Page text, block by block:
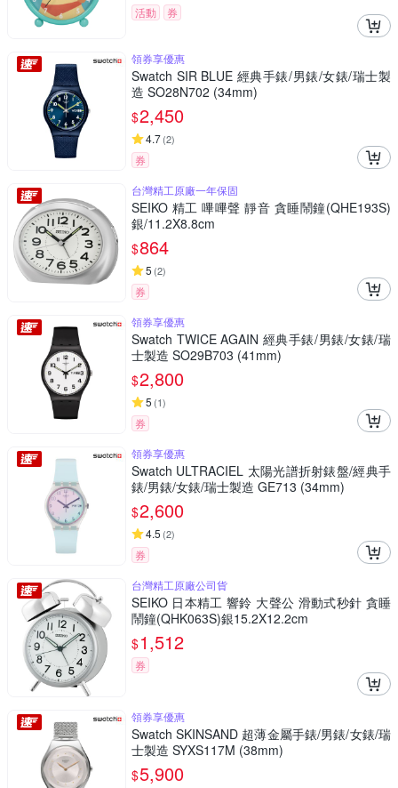
活動 券
領券享優惠
Swatch SIR BLUE 經典手錶/男錶/女錶/瑞士製
造 SO28N702 (34mm)
$2,450
4.7(2)
券
台灣精工原廠一年保固
SEIKO 精工 嗶嗶聲 靜音 貪睡鬧鐘(QHE193S)
銀/11.2X8.8cm
$864
5 (2)
券
領券享優惠
Swatch TWICE AGAIN 經典手錶/男錶/女錶/瑞
士製造 SO29B703 (41mm)
$2,800
5 (1)
券
領券享優惠
Swatch ULTRACIEL 太陽光譜折射錶盤/經典手
錶/男錶/女錶/瑞士製造 GE713 (34mm)
$2,600
4.5 (2)
券
台灣精工原廠公司貨
SEIKO 日本精工 響鈴 大聲公 滑動式秒針 貪睡
鬧鐘(QHK063S)銀15.2X12.2cm
$1,512
券
領券享優惠
Swatch SKINSAND 超薄金屬手錶/男錶/女錶/瑞
士製造 SYXS117M (38mm)
$5,900